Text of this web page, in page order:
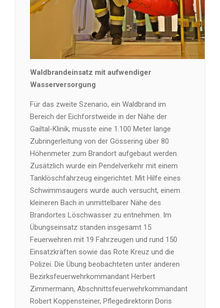
Waldbrandeinsatz mit aufwendiger
Wasserversorgung
Für das zweite Szenario, ein Waldbrand im
Bereich der Eichforstweide in der Nähe der
Gailtal-Klinik, musste eine 1.100 Meter lange
Zubringerleitung von der Gössering über 80
Höhenmeter zum Brandort aufgebaut werden.
Zusätzlich wurde ein Pendelverkehr mit einem
Tanklöschfahrzeug eingerichtet. Mit Hilfe eines
Schwimmsaugers wurde auch versucht, einem
kleineren Bach in unmittelbarer Nähe des
Brandortes Löschwasser zu entnehmen. Im
Übungseinsatz standen insgesamt 15
Feuerwehren mit 19 Fahrzeugen und rund 150
Einsatzkräften sowie das Rote Kreuz und die
Polizei. Die Übung beobachteten unter anderen
Bezirksfeuerwehrkommandant Herbert
Zimmermann, Abschnittsfeuerwehrkommandant
Robert Koppensteiner, Pflegedirektorin Doris